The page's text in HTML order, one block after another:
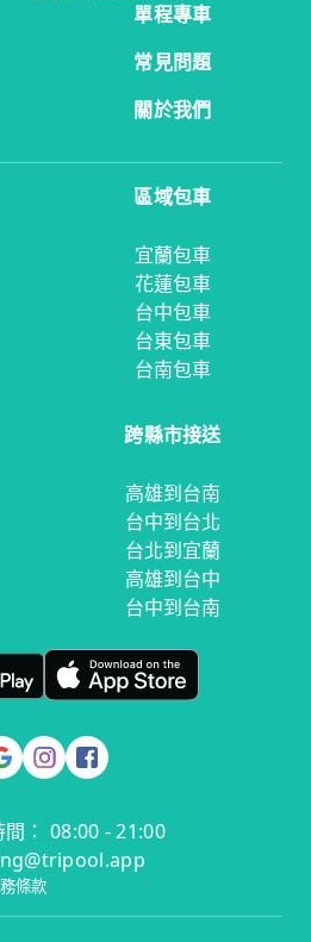
單程專車
常見問題
關於我們
區域包車
宜蘭包車
花蓮包車
台中包車
台東包車
台南包車
跨縣市接送
高雄到台南
台中到台北
台北到宜蘭
高雄到台中
台中到台南
間： 08:00 - 21:00
條款